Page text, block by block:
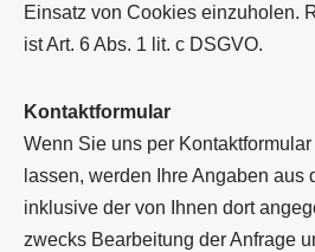
Einsatz von Cookies einzuholen.
ist Art. 6 Abs. 1 lit. c DSGVO.
Kontaktformular
Wenn Sie uns per
lassen, werden Ihre Angaben aus
inklusive der von Ihnen dort
zwecks Bearbeitung der Anfrage